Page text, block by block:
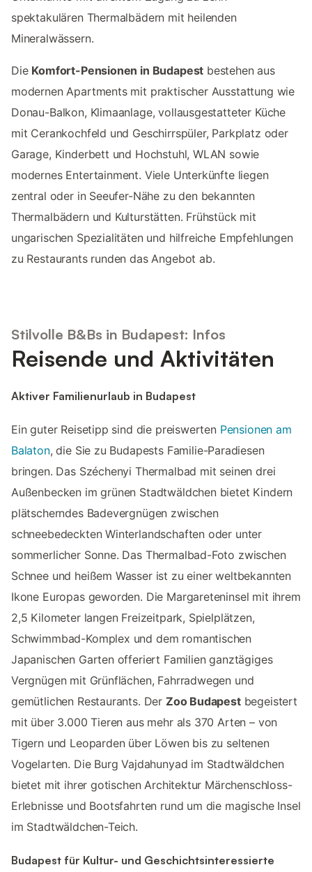
spektakulären Thermalbädern mit heilenden
Mineralwässern.
Die Komfort-Pensionen in Budapest bestehen aus
modernen Apartments mit praktischer Ausstattung wie
Donau-Balkon, Klimaanlage, vollausgestatteter Küche
mit Cerankochfeld und Geschirrspüler, Parkplatz oder
Garage, Kinderbett und Hochstuhl, WLAN sowie
modernes Entertainment. Viele Unterkünfte liegen
zentral oder in Seeufer-Nähe zu den bekannten
Thermalbädern und Kulturstätten. Frühstück mit
ungarischen Spezialitäten und hilfreiche Empfehlungen
zu Restaurants runden das Angebot ab.
Stilvolle B&Bs in Budapest: Infos
Reisende und Aktivitäten
Aktiver Familienurlaub in Budapest
Ein guter Reisetipp sind die preiswerten Pensionen am
Balaton, die Sie zu Budapests Familie-Paradiesen
bringen. Das Széchenyi Thermalbad mit seinen drei
Außenbecken im grünen Stadtwäldchen bietet Kindern
plätscherndes Badevergnügen zwischen
schneebedeckten Winterlandschaften oder unter
sommerlicher Sonne. Das Thermalbad-Foto zwischen
Schnee und heißem Wasser ist zu einer weltbekannten
Ikone Europas geworden. Die Margareteninsel mit ihrem
2,5 Kilometer langen Freizeitpark, Spielplätzen,
Schwimmbad-Komplex und dem romantischen
Japanischen Garten offeriert Familien ganztägiges
Vergnügen mit Grünflächen, Fahrradwegen und
gemütlichen Restaurants. Der Zoo Budapestbegeistert
mit über 3.000 Tieren aus mehr als 370 Arten – von
Tigern und Leoparden über Löwen bis zu seltenen
Vogelarten. Die Burg Vajdahunyad im Stadtwäldchen
bietet mit ihrer gotischen Architektur Märchenschloss-
Erlebnisse und Bootsfahrten rund um die magische Insel
im Stadtwäldchen-Teich.
Budapest für Kultur- und Geschichtsinteressierte